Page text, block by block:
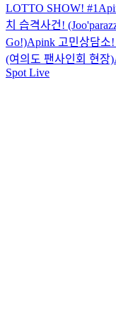
LOTTO SHOW! #1
치 습격사건!
Go!)Apink 고민상담소
(여의도 팬사인회 현장)
Spot Live